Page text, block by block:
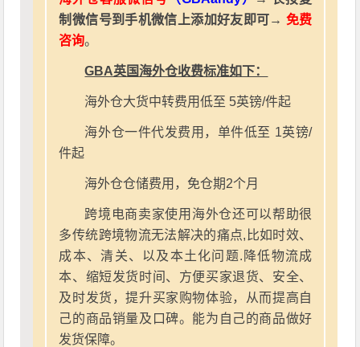
制微信号到手机微信上添加好友即可→ 免费
咨询。
GBA英国海外仓收费标准如下：
海外仓大货中转费用低至 5英镑/件起
海外仓一件代发费用，单件低至 1英镑/
件起
海外仓仓储费用，免仓期2个月
跨境电商卖家使用海外仓还可以帮助很
多传统跨境物流无法解决的痛点,比如时效、
成本、清关、以及本土化问题.降低物流成
本、缩短发货时间、方便买家退货、安全、
及时发货，提升买家购物体验，从而提高自
己的商品销量及口碑。能为自己的商品做好
发货保障。